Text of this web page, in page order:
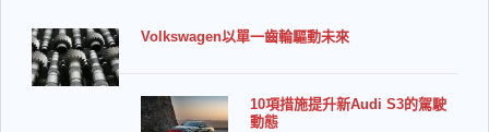
Volkswagen以單一齒輪驅動未來
10項措施提升新Audi S3的駕駛
動態